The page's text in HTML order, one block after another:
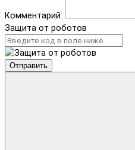
Комментарий:
Защита от роботов
Отправить